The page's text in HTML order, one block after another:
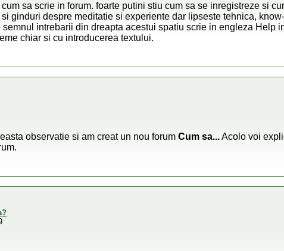
sa scrie in forum. foarte putini stiu cum sa se inregistreze si
ginduri despre meditatie si experiente dar lipseste tehnica,
intrebarii din dreapta acestui spatiu scrie in engleza Help
chiar si cu introducerea textului.
observatie si am creat un nou forum Cum sa...Acolo voi